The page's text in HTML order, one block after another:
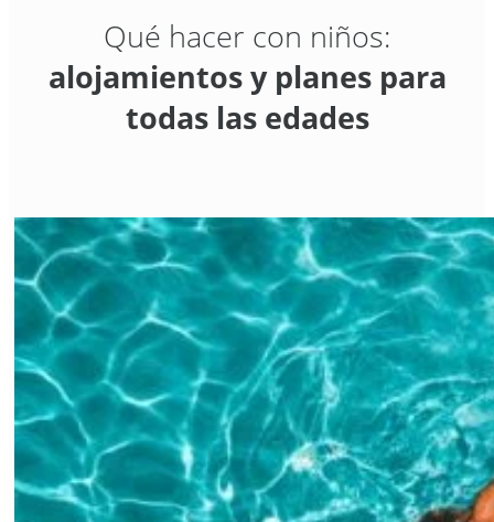
Qué hacer con niños:
alojamientos y planes para
todas las edades